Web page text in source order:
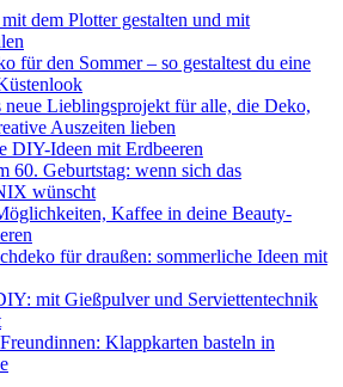
dem Plotter gestalten und mit
für den Sommer – so gestaltest du eine
Lieblingsprojekt für alle, die Deko,
Auszeiten lieben
DIY-Ideen mit Erdbeeren
60. Geburtstag: wenn sich das
wünscht
Kaffee in deine Beauty-
für draußen: sommerliche Ideen mit
mit Gießpulver und Serviettentechnik
Klappkarten basteln in